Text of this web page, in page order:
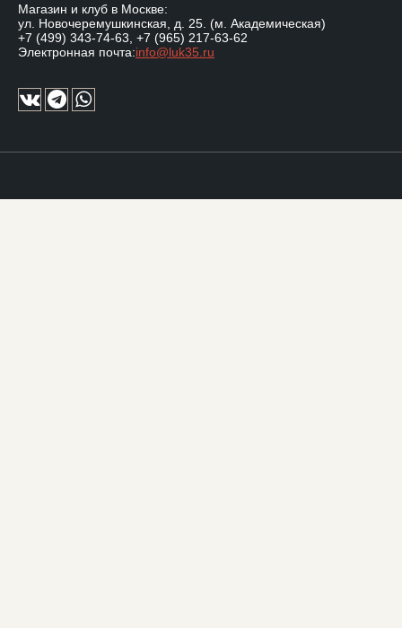
Магазин и клуб в Москве:
ул. Новочеремушкинская, д. 25. (м. Академическая)
+7 (499) 343-74-63 +7 (965) 217-63-62
Электронная почта:info@luk35.ru